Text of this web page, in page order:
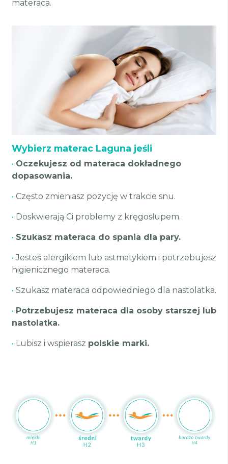
materaca.
Wybierz materac Laguna jeśli
• Oczekujesz od materaca dokładnego
dopasowania.
• Często zmieniasz pozycję w trakcie snu.
• Doskwierają Ci problemy z kręgosłupem.
• Szukasz materaca do spania dla pary.
•Jesteś alergikiem lub astmatykiem i potrzebujesz
higienicznego materaca.
• Szukasz materaca odpowiedniego dla nastolatka.
• Potrzebujesz materaca dla osoby starszej lub
nastolatka.
• Lubisz i wspierasz polskie marki.